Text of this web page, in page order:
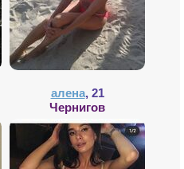
алена, 21
Чернигов